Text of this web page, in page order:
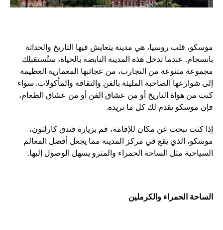
موسكو، قلب روسيا، هي مدينة يتعايش فيها التاريخ والحداثة
بانسجام. عندما تدخل هذه المدينة النابضة بالحياة، ستُستقبلك
مجموعة متنوعة من التجارب، من عجائبها المعمارية العظيمة
إلى شوارعها الصاخبة المليئة بالفن والثقافة والمأكولات. سواء
كنت من هواة التاريخ أو من عشاق الفن أو من عشاق الطعام،
فإن موسكو تقدم لك كل ما تريده.
إذا كنت تبحث عن مكان للإقامة، قم بزيارة فندق كارلتون،
موسكو، الذي يقع في مركز المدينة مما يجعل أفضل المعالم
السياحية مثل الساحة الحمراء والمترو يسهل الوصول إليها.
الساحة الحمراء والكرملين